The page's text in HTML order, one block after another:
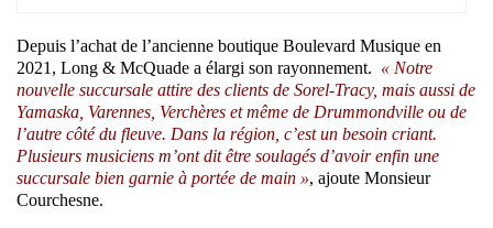
Depuis l’achat de l’ancienne boutique Boulevard Musique en
2021, Long & McQuade a élargi son rayonnement. « Notre
nouvelle succursale attire des clients de Sorel-Tracy, mais aussi de
Yamaska, Varennes, Verchères et même de Drummondville ou de
l’autre côté du fleuve. Dans la région, c’est un besoin criant.
Plusieurs musiciens m’ont dit être soulagés d’avoir enfin une
succursale bien garnie à portée de main », ajoute Monsieur
Courchesne.